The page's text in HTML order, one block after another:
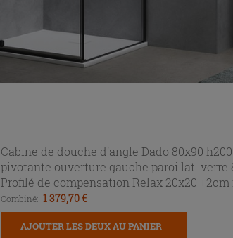
Cabine de douche d'angle Dado 80x90
pivotante ouverture gauche paroi lat. verre
Profilé de compensation Relax 20x20
Combiné: 1 379,70 €
AJOUTER LES DEUX AU PANIER